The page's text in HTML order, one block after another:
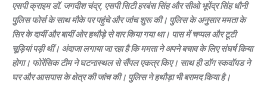
एसपी क्राइम डॉ. जगदीश चंद्र, एसपी सिटी हरबंस सिंह और सीओ भूपेंद्र सिंह धौनी
पुलिस फोर्स के साथ मौके पर पहुंचे और जांच शुरू की। पुलिस के अनुसार ममता के
सिर के दायीं और बायीं ओर हथौड़े से वार किया गया था। पास में चप्पल और टूटी
चूड़ियां पड़ी थीं। अंदाजा लगाया जा रहा है कि ममता ने अपने बचाव के लिए संघर्ष किया
होगा। फोरेंसिक टीम ने घटनास्थल से सैंपल एकत्र किए। साथ ही डॉग स्कवॉयड ने
घर और आसपास के क्षेत्र की जांच की। पुलिस ने हथौड़ा भी बरामद किया है।